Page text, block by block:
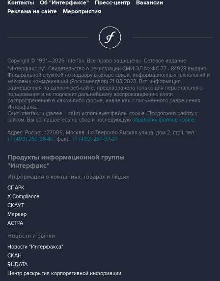
Контакты Об "Интерфаксе" Пресс-центр
Вакансии
Реклама на сайте
Мероприятия
Copyright © 1991—2026 Interfax. Все права защищены. Сетевое издание
"Интерфакс.ру". Свидетельство о регистрации СМИ ЭЛ № ФС 77 - 84928 выдано
Федеральной службой по надзору в сфере связи, информационных технологий и
массовых коммуникаций (Роскомнадзор) 21.03.2023. Вся информация,
размещенная на данном веб-сайте, предназначена только для персонального
пользования и не подлежит дальнейшему воспроизведению и/или
распространению в какой-либо форме, иначе как с письменного разрешения
Интерфакса.
Сайт Interfax.ru (далее – сайт) использует файлы cookie. Продолжая работу с
сайтом, Вы соглашаетесь на сбор и последующую обработку файлов cookie.
Адрес: Россия, 127006, Москва, 1-я Тверская-Ямская улица, дом 2, стр.1, тел.:
+7 (499) 250-98-40, факс: +7 (499) 250-97-27
Продукты информационной группы
"Интерфакс"
Информация о компаниях, товарах и людях
СПАРК
X-Compliance
СКАУТ
Маркер
АСТРА
Новости и рынки
Новости "Интерфакса"
СКАН
RUDATA
Центр раскрытия корпоративной информации